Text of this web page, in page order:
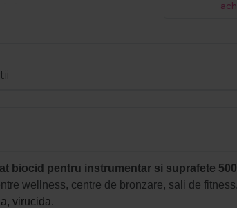
biocid pentru instrumentar si suprafete
wellness, centre de bronzare, sali de fitness.
virucida.